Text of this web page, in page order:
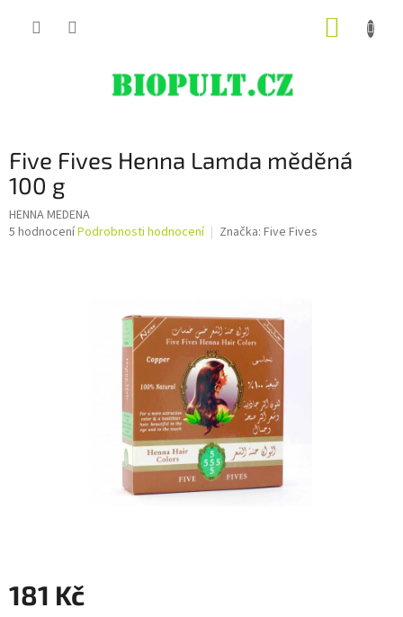
Five Fives Henna Lamda měděná
100 g
HENNA MEDENA
Průměrné
5 hodnoceníPodrobnosti hodnocení Značka: Five Fives
181 Kč